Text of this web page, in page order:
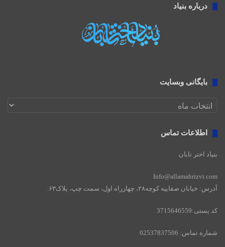
درباره بنیاد
بایگانی وبسایت
بایگانی
اطلاعات تماس
بنیاد اختر تابان
Info@allamahrizvi.com
آدرس: خیابان صفاییه کوچه۲۸، چهار‌راه اول، سمت چپ، پلاک۶۳.
کد پستی:3715646559
شماره تماس: 02537837506